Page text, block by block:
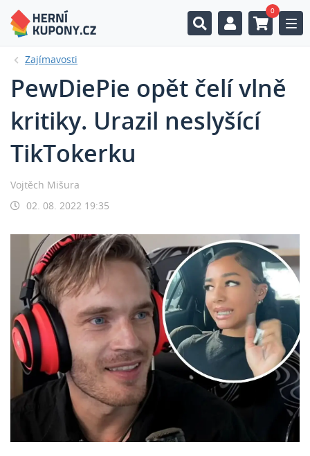
0
Zajímavosti
PewDiePie opět čelí vlně
kritiky. Urazil neslyšící
TikTokerku
Vojtěch Mišura
02. 08. 2022 19:35